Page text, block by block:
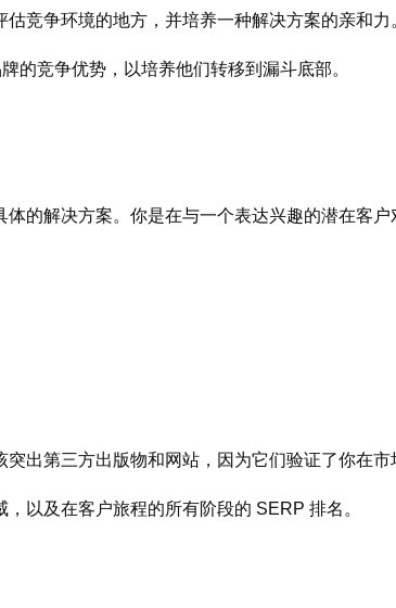
竞争环境的地方，并培养一种解决方案的亲和力
的竞争优势，以培养他们转移到漏斗底部。
的解决方案。你是在与一个表达兴趣的潜在客户
出第三方出版物和网站，因为它们验证了你在市
以及在客户旅程的所有阶段的 SERP 排名。